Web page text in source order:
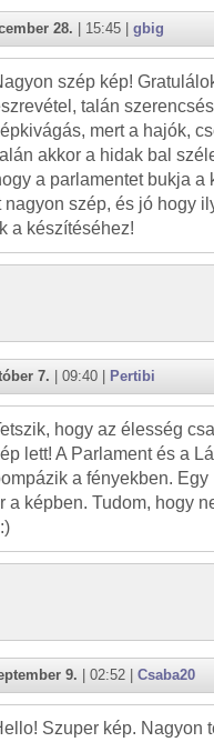
28. | 15:45 | gbig
szép kép!
talán
mert a hajók,
akkor a hidak bal
a parlamentet bukja a
nagyon szép, és jó hogy
a készítéséhez!
7. | 09:40 | Pertibi
hogy az élesség
lett! A Parlament és a
a fényekben.
a képben. Tudom, hogy
9. | 02:52 | Csaba20
Szuper kép. Nagyon